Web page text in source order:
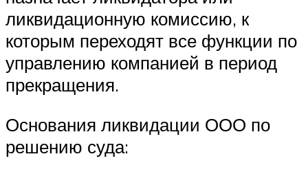
ликвидационную комиссию, к
которым переходят все функции по
управлению компанией в период
прекращения.
Основания ликвидации ООО по
решению суда: